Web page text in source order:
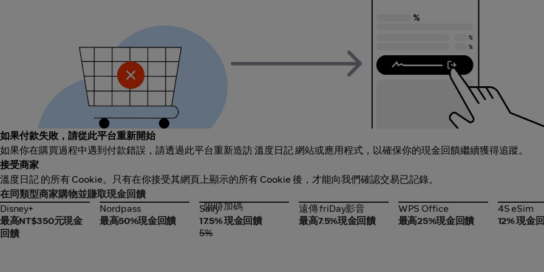
如果付款失敗，請從此平台重新開始
如果你在購買過程中遇到付款錯誤，請透過此平台重新造訪 溫度日記 網站或應用程式，以確保你的現金回饋繼續獲得追蹤。
接受商家
溫度日記 的所有 Cookie。只有在你接受其網頁上顯示的所有 Cookie 後，才能向我們確認交易已記錄。
在同類型商家購物並賺取現金回饋
Disney+
Disney+
最高NT$350元現金
回饋
Nordpass
Nordpass
最高50%現金回饋
Saily
限時加碼
Saily
17.5% 現金回饋
5%
遠傳 friDay影音
遠傳 friDay影音
最高7.5%現金回饋
WPS Office
WPS Office
最高25%現金回饋
4S eSim
4S eSim
12% 現金